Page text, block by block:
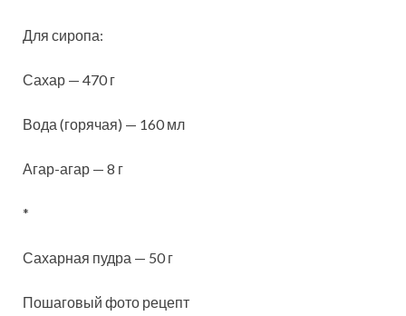
Для сиропа:
Сахар — 470 г
Вода (горячая) — 160 мл
Агар-агар — 8 г
*
Сахарная пудра — 50 г
Пошаговый фото рецепт